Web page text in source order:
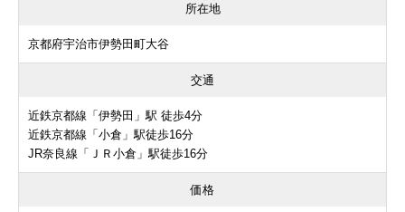
所在地
京都府宇治市伊勢田町大谷
交通
近鉄京都線「伊勢田」駅 徒歩4分
近鉄京都線「小倉」駅徒歩16分
JR奈良線「ＪＲ小倉」駅徒歩16分
価格